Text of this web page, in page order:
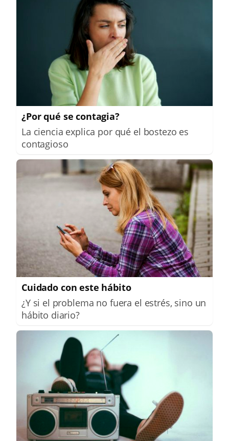
¿Por qué se contagia?
La ciencia explica por qué el bostezo es
contagioso
Cuidado con este hábito
¿Y si el problema no fuera el estrés, sino un
hábito diario?